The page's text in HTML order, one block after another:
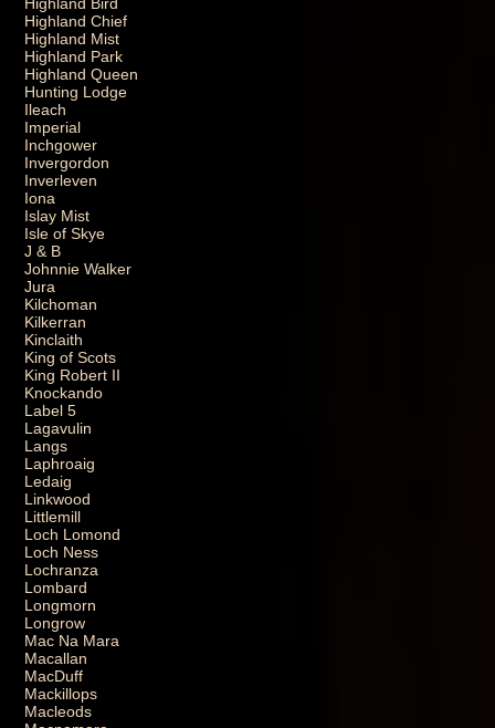
Highland Chief
Highland Mist
Highland Park
Highland Queen
Hunting Lodge
Ileach
Imperial
Inchgower
Invergordon
Inverleven
Iona
Islay Mist
Isle of Skye
J & B
Johnnie Walker
Jura
Kilchoman
Kilkerran
Kinclaith
King of Scots
King Robert II
Knockando
Label 5
Lagavulin
Langs
Laphroaig
Ledaig
Linkwood
Littlemill
Loch Lomond
Loch Ness
Lochranza
Lombard
Longmorn
Longrow
Mac Na Mara
Macallan
MacDuff
Mackillops
Macleods